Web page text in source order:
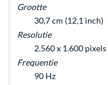
Grootte
30,7 cm (12,1 inch)
Resolutie
2.560 x 1.600 pixels
Frequentie
90 Hz